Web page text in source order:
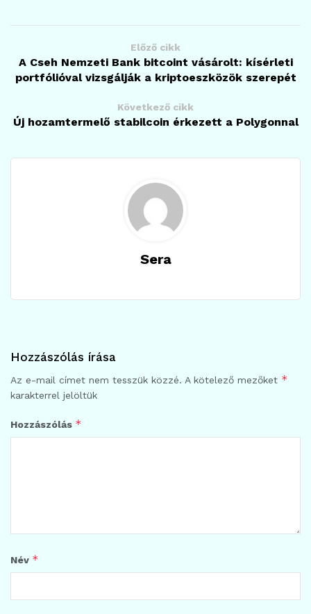
Előző cikk
A Cseh Nemzeti Bank bitcoint vásárolt: kísérleti
portfólióval vizsgálják a kriptoeszközök szerepét
Következő cikk
Új hozamtermelő stabilcoin érkezett a Polygonnal
Sera
Hozzászólás írása
Az e-mail címet nem tesszük közzé. A kötelező mezőket *
karakterrel jelöltük
Hozzászólás *
Név *